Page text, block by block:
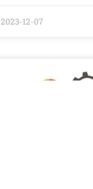
2023-12-07